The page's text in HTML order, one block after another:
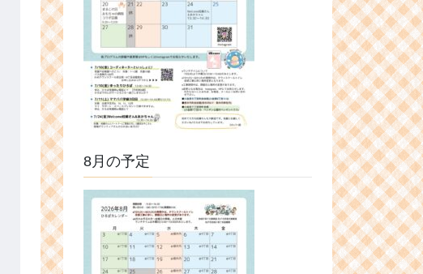
8月の予定